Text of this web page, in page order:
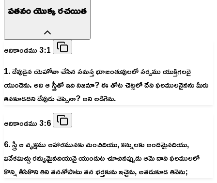
పతనం యొక్క రచయిత
ఆదికాండము 3:1
1. దేవుడైన యెహోవా చేసిన సమస్త భూజంతువులలో సర్పము యుక్తిగలదై
యుండెను. అది ఆ స్త్రీతో ఇది నిజమా? ఈ తోట చెట్లలో దేని ఫలములనైనను మీరు
తినకూడదని దేవుడు చెప్పెనా? అని అడిగెను.
ఆదికాండము 3:6
6. స్త్రీ ఆ వృక్షము ఆహారమునకు మంచిదియు, కన్నులకు అందమైనదియు,
వివేకమిచ్చు రమ్యమైనదియునై యుండుట చూచినప్పుడు ఆమె దాని ఫలములలో
కొన్ని తీసికొని తిని తనతోపాటు తన భర్తకును ఇచ్చెను, అతడుకూడ తినెను;